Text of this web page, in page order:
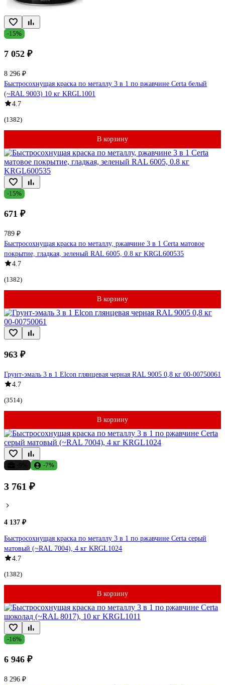
-15%
7 052 ₽
8 296 ₽
Быстросохнущая краска по металлу 3 в 1 по ржавчине Certa белый
(~RAL 9003) 10 кг KRGL1001
4.7
(1382)
В корзину
-15%
671 ₽
789 ₽
Быстросохнущая краска по металлу, ржавчине 3 в 1 Certa матовое
покрытие, гладкая, зеленый RAL 6005, 0.8 кг KRGL600535
4.7
(1382)
В корзину
963 ₽
Грунт-эмаль 3 в 1 Elcon глянцевая черная RAL 9005 0,8 кг 00-00750061
4.7
(3514)
В корзину
-7%
3 761 ₽
4 137 ₽
Быстросохнущая краска по металлу 3 в 1 по ржавчине Certa серый
матовый (~RAL 7004), 4 кг KRGL1024
4.7
(1382)
В корзину
-16%
6 946 ₽
8 296 ₽